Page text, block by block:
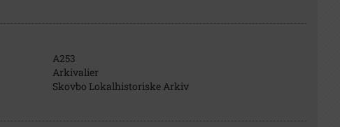
A253
Arkivalier
Skovbo Lokalhistoriske Arkiv